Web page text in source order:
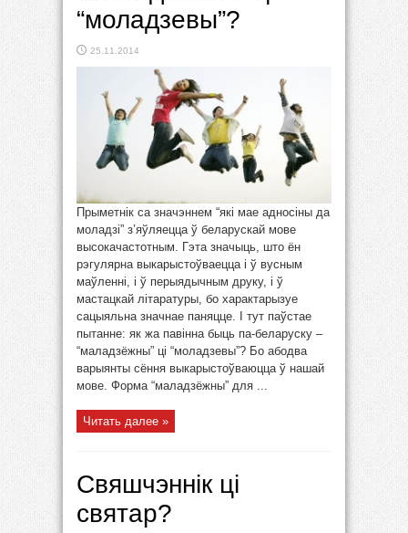
“моладзевы”?
25.11.2014
Прыметнік са значэннем “які мае адносіны да
моладзі” з’яўляецца ў беларускай мове
высокачастотным. Гэта значыць, што ён
рэгулярна выкарыстоўваецца і ў вусным
маўленні, і ў перыядычным друку, і ў
мастацкай літаратуры, бо характарызуе
сацыяльна значнае паняцце. І тут паўстае
пытанне: як жа павінна быць па-беларуску –
“маладзёжны” ці “моладзевы”? Бо абодва
варыянты сёння выкарыстоўваюцца ў нашай
мове. Форма “маладзёжны” для ...
Читать далее »
Свяшчэннік ці
святар?